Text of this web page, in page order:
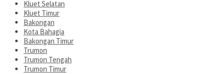
Kluet Selatan
Kluet Timur
Bakongan
Kota Bahagia
Bakongan Timur
Trumon
Trumon Tengah
Trumon Timur